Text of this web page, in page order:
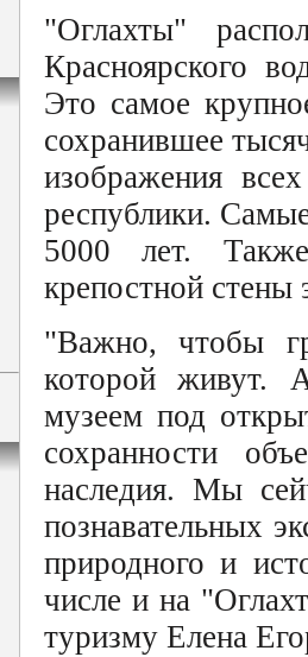
"Оглахты"
Красноярского
Это самое
сохранившее
изображения
республики.
5000 лет.
крепостной стены
"Важно, чтобы
которой живут.
музеем под
сохранности
наследия. Мы
познавательных
природного и
числе и на
туризму Елена